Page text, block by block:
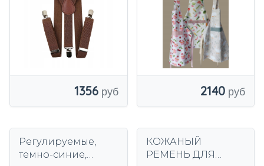
1356 2140
Регулируемые,
темно-синие,
КОЖАНЫЙ
РЕМЕНЬ ДЛЯ